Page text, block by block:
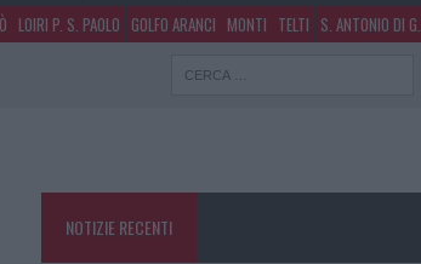
LOIRI P. S. PAOLO GOLFO ARANCI MONTI TELTI S. ANTONIO DI G.
NOTIZIE RECENTI